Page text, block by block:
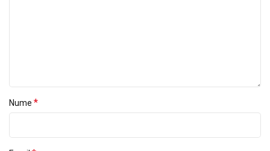
Nume *